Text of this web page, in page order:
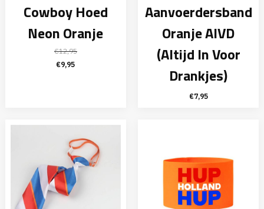
Cowboy Hoed
Neon Oranje
€12,95
Oorspronkelijke
€9,95Huidige
Aanvoerdersband
Oranje AIVD
(Altijd In Voor
Drankjes)
€7,95